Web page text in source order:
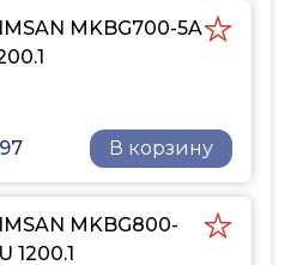
MKBG700-5A
В корзину
MKBG800-
1200.1